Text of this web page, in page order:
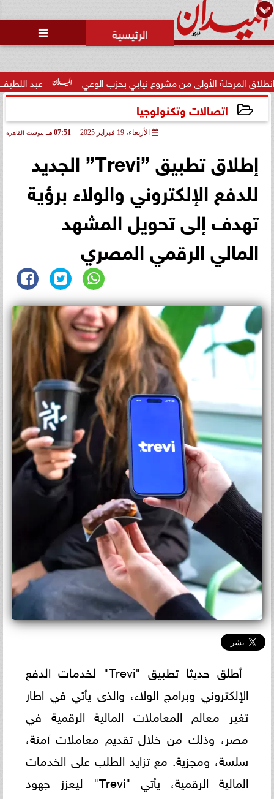

عبد اللطيف حامد: الأولى من مشروع نيابي بحزب الوعي
اتصالات وتكنولوجيا
الأربعاء، 19 فبراير 2025 07:51 مـ بتوقيت القاهرة
إطلاق تطبيق ”Trevi” الجديد
للدفع الإلكتروني والولاء برؤية
تهدف إلى تحويل المشهد
المالي الرقمي المصري
أطلق حديثا تطبيق "Trevi" لخدمات الدفع
الإلكتروني وبرامج الولاء، والذى يأتي في اطار
تغير معالم المعاملات المالية الرقمية في
مصر، وذلك من خلال تقديم معاملات آمنة،
سلسة، ومجزية. مع تزايد الطلب على الخدمات
المالية الرقمية، يأتي "Trevi" ليعزز جهود